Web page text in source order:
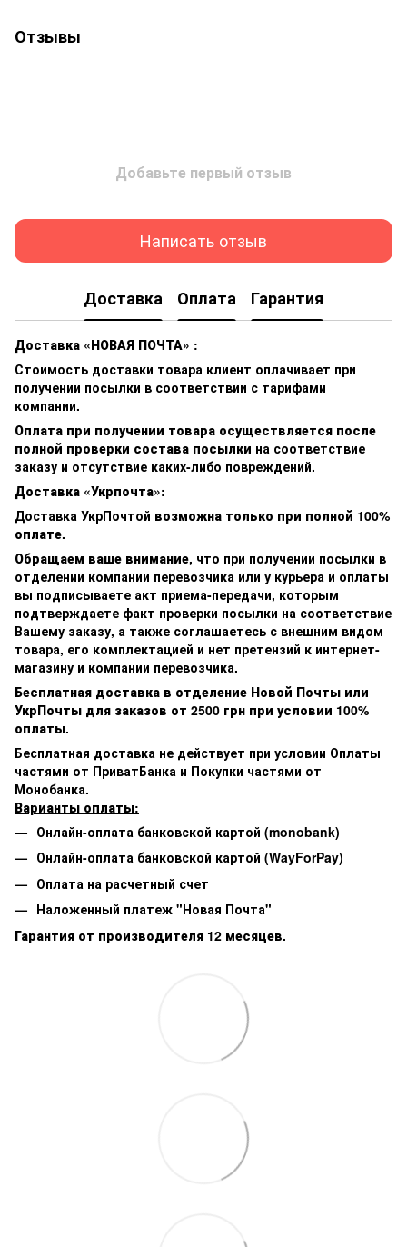
Отзывы
Добавьте первый отзыв
Написать отзыв
Доставка Оплата Гарантия
Доставка «НОВАЯ ПОЧТА» :
Стоимость доставки товара клиент оплачивает при
получении посылки в соответствии с тарифами
компании.
Оплата при получении товара осуществляется после
полной проверки состава посылки на соответствие
заказу и отсутствие каких-либо повреждений.
Доставка «Укрпочта»:
Доставка УкрПочтой возможна только при полной 100%
оплате.
Обращаем ваше внимание, что при получении посылки в
отделении компании перевозчика или у курьера и оплаты
вы подписываете акт приема-передачи, которым
подтверждаете факт проверки посылки на соответствие
Вашему заказу, а также соглашаетесь с внешним видом
товара, его комплектацией и нет претензий к интернет-
магазину и компании перевозчика.
Бесплатная доставка в отделение Новой Почты или
УкрПочты для заказов от 2500 грн при условии 100%
оплаты.
Бесплатная доставка не действует при условии Оплаты
частями от ПриватБанка и Покупки частями от
Монобанка.
Варианты оплаты:
Онлайн-оплата банковской картой (monobank)
Онлайн-оплата банковской картой (WayForPay)
Оплата на расчетный счет
Наложенный платеж "Новая Почта"
Гарантия от производителя 12 месяцев.